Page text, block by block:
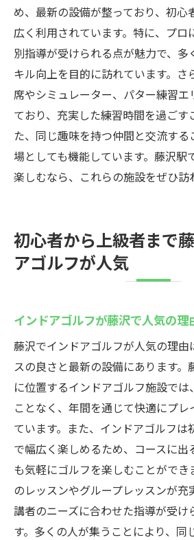
め、最新の設備が整っており、初心
広く利用されています。特に、プロ
別指導が受けられる点が魅力で、多
キル向上を目的に訪れています。さ
席やシミュレーター、パター練習
ており、充実した練習時間を過ごす
た、同じ趣味を持つ仲間と交流する
場としても機能しています。藤沢駅
楽しむなら、これらの施設をぜひ訪
初心者から上級者まで
アゴルフが人気
インドアゴルフが藤沢で人気の理
藤沢でインドアゴルフが人気の理由
スの良さと最新の設備にあります。
に位置するインドアゴルフ施設では
ことなく、年間を通じて快適にプ
ています。また、インドアゴルフは
で幅広く楽しめるため、コースに出
も気軽にゴルフを楽しむことができ
のレッスンやグループレッスンが充
講者のニーズに合わせた指導が受け
す。多くの人が集うことにより、同